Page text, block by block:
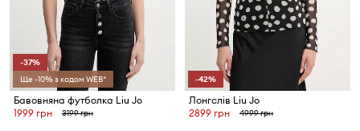
-37%
Ще -10% з кодом WEB*
Бавовняна футболка Liu Jo
1999 грн
3199 грн
-42%
Лонгслів Liu Jo
2899 грн
4999 грн